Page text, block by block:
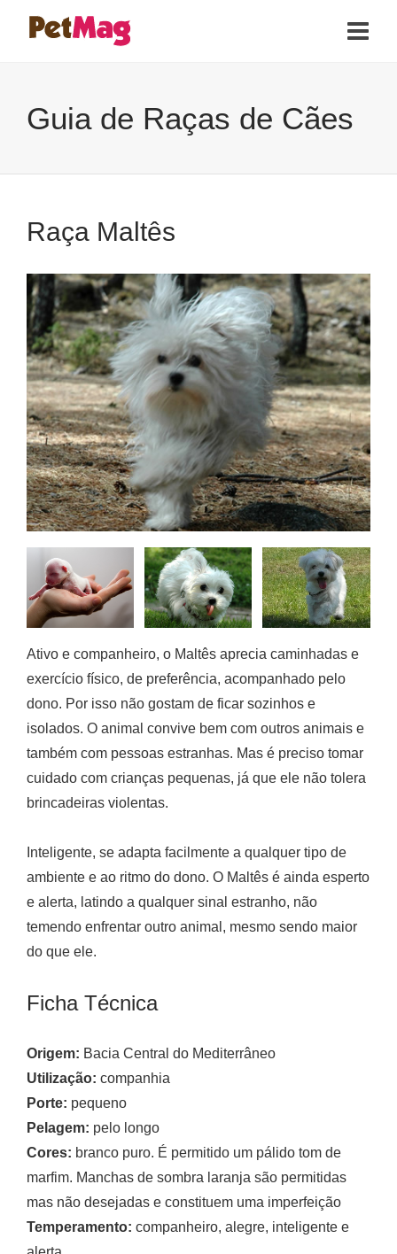
Guia de Raças de Cães
Raça Maltês
Ativo e companheiro, o Maltês aprecia caminhadas e
exercício físico, de preferência, acompanhado pelo
dono. Por isso não gostam de ficar sozinhos e
isolados. O animal convive bem com outros animais e
também com pessoas estranhas. Mas é preciso tomar
cuidado com crianças pequenas, já que ele não tolera
brincadeiras violentas.
Inteligente, se adapta facilmente a qualquer tipo de
ambiente e ao ritmo do dono. O Maltês é ainda esperto
e alerta, latindo a qualquer sinal estranho, não
temendo enfrentar outro animal, mesmo sendo maior
do que ele.
Ficha Técnica
Origem: Bacia Central do Mediterrâneo
Utilização: companhia
Porte: pequeno
Pelagem: pelo longo
Cores: branco puro. É permitido um pálido tom de
marfim. Manchas de sombra laranja são permitidas
mas não desejadas e constituem uma imperfeição
Temperamento: companheiro, alegre, inteligente e